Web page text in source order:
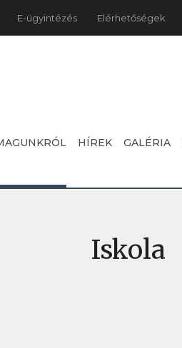
E-ügyintézés Elérhetőségek
HÍREK GALÉRIA
Iskola